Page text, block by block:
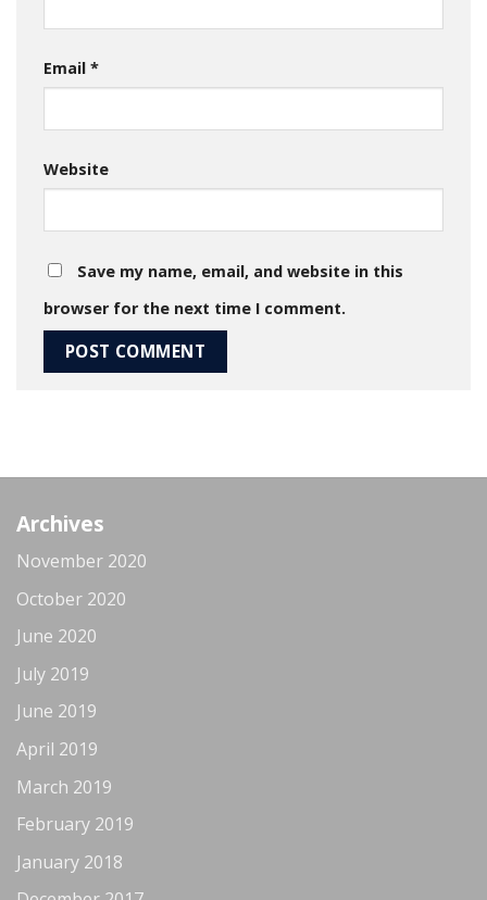
Email *
Website
Save my name, email, and website in this
browser for the next time I comment.
Archives
November 2020
October 2020
June 2020
July 2019
June 2019
April 2019
March 2019
February 2019
January 2018